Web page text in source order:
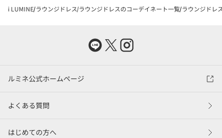
i LUMINE ラウンジドレス ラウンジドレスのコーデイネート一覧 ラウンジドレ
ルミネ公式ホームページ
よくある質問
はじめての方へ